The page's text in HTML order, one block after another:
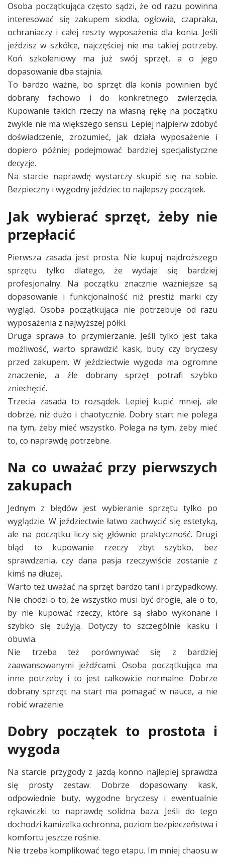
Osoba początkująca często sądzi, że od razu powinna
interesować się zakupem siodła, ogłowia, czapraka,
ochraniaczy i całej reszty wyposażenia dla konia. Jeśli
jeździsz w szkółce, najczęściej nie ma takiej potrzeby.
Koń szkoleniowy ma już swój sprzęt, a o jego
dopasowanie dba stajnia.
To bardzo ważne, bo sprzęt dla konia powinien być
dobrany fachowo i do konkretnego zwierzęcia.
Kupowanie takich rzeczy na własną rękę na początku
zwykle nie ma większego sensu. Lepiej najpierw zdobyć
doświadczenie, zrozumieć, jak działa wyposażenie i
dopiero później podejmować bardziej specjalistyczne
decyzje.
Na starcie naprawdę wystarczy skupić się na sobie.
Bezpieczny i wygodny jeździec to najlepszy początek.
Jak wybierać sprzęt, żeby nie
przepłacić
Pierwsza zasada jest prosta. Nie kupuj najdroższego
sprzętu tylko dlatego, że wydaje się bardziej
profesjonalny. Na początku znacznie ważniejsze są
dopasowanie i funkcjonalność niż prestiż marki czy
wygląd. Osoba początkująca nie potrzebuje od razu
wyposażenia z najwyższej półki.
Druga sprawa to przymierzanie. Jeśli tylko jest taka
możliwość, warto sprawdzić kask, buty czy bryczesy
przed zakupem. W jeździectwie wygoda ma ogromne
znaczenie, a źle dobrany sprzęt potrafi szybko
zniechęcić.
Trzecia zasada to rozsądek. Lepiej kupić mniej, ale
dobrze, niż dużo i chaotycznie. Dobry start nie polega
na tym, żeby mieć wszystko. Polega na tym, żeby mieć
to, co naprawdę potrzebne.
Na co uważać przy pierwszych
zakupach
Jednym z błędów jest wybieranie sprzętu tylko po
wyglądzie. W jeździectwie łatwo zachwycić się estetyką,
ale na początku liczy się głównie praktyczność. Drugi
błąd to kupowanie rzeczy zbyt szybko, bez
sprawdzenia, czy dana pasja rzeczywiście zostanie z
kimś na dłużej.
Warto też uważać na sprzęt bardzo tani i przypadkowy.
Nie chodzi o to, że wszystko musi być drogie, ale o to,
by nie kupować rzeczy, które są słabo wykonane i
szybko się zużyją. Dotyczy to szczególnie kasku i
obuwia.
Nie trzeba też porównywać się z bardziej
zaawansowanymi jeźdźcami. Osoba początkująca ma
inne potrzeby i to jest całkowicie normalne. Dobrze
dobrany sprzęt na start ma pomagać w nauce, a nie
robić wrażenie.
Dobry początek to prostota i
wygoda
Na starcie przygody z jazdą konno najlepiej sprawdza
się prosty zestaw. Dobrze dopasowany kask,
odpowiednie buty, wygodne bryczesy i ewentualnie
rękawiczki to naprawdę solidna baza. Jeśli do tego
dochodzi kamizelka ochronna, poziom bezpieczeństwa i
komfortu jeszcze rośnie.
Nie trzeba komplikować tego etapu. Im mniej chaosu w